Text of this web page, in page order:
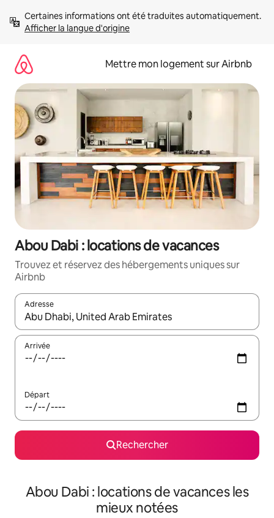
directement
Afficher la langue d'origine
Mettre mon logement sur Airbnb
Abou Dabi : locations de vacances
Trouvez et réservez des hébergements uniques sur
Airbnb
Adresse
Lorsque les résultats s'affichent, utilisez les flèches vers le
Arrivée
Départ
Rechercher
Abou Dabi : locations de vacances les
mieux notées